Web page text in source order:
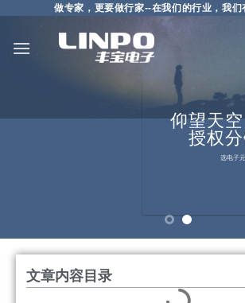
做专家，更要做行家--在我们的行业，我们
科技美好生活，创新
仰望天
授权
选电子
文章内容目录